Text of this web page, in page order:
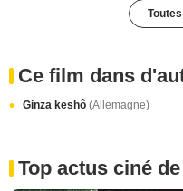
Ce film dans
Ginza keshô (Allemagne)
Top actus ciné